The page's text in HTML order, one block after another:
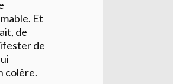
Et
de
de
colère.